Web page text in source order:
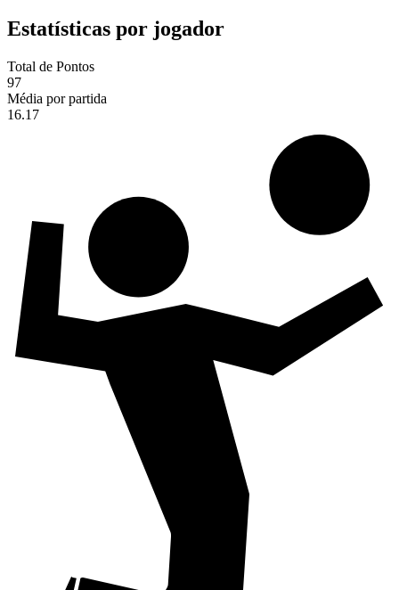
Estatísticas por jogador
Total de Pontos
97
Média por partida
16.17